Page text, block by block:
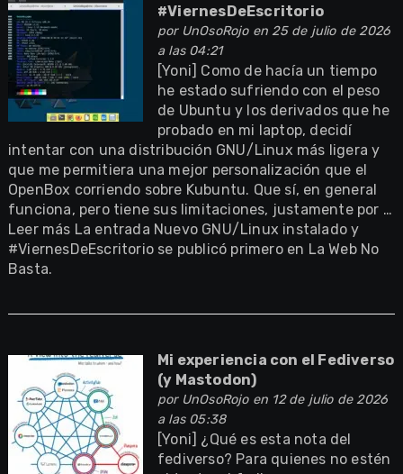
#ViernesDeEscritorio
por UnOsoRojoen 25 de julio de 2026
a las 04:21
[Yoni] Como de hacía un tiempo
he estado sufriendo con el peso
de Ubuntu y los derivados que he
probado en mi laptop, decidí
intentar con una distribución GNU/Linux más ligera y
que me permitiera una mejor personalización que el
OpenBox corriendo sobre Kubuntu. Que sí, en general
funciona, pero tiene sus limitaciones, justamente por …
Leer más La entrada Nuevo GNU/Linux instalado y
#ViernesDeEscritorio se publicó primero en La Web No
Basta.
Mi experiencia con el Fediverso
(y Mastodon)
por UnOsoRojoen 12 de julio de 2026
a las 05:38
[Yoni] ¿Qué es esta nota del
fediverso? Para quienes no estén